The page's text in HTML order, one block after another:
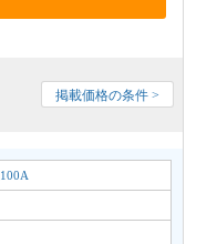
掲載価格の条件 >